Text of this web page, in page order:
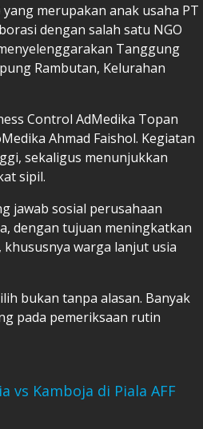
merupakan anak usaha PT
dengan salah satu NGO
Tanggung
Rambutan, Kelurahan
Control AdMedika Topan
Ahmad Faishol. Kegiatan
sekaligus menunjukkan
sipil.
jawab sosial perusahaan
dengan tujuan meningkatkan
warga lanjut usia
bukan tanpa alasan. Banyak
pada pemeriksaan rutin
vs Kamboja di Piala AFF